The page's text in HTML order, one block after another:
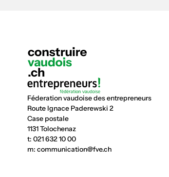
Féderation vaudoise des entrepreneurs
Route Ignace Paderewski 2
Case postale
1131 Tolochenaz
t: 021 632 10 00
m: communication@fve.ch